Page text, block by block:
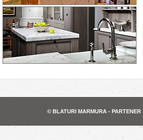
© BLATURI MARMURA - PARTENER